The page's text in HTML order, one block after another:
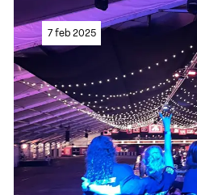
Lees meer
Lees meer
7 feb 2025